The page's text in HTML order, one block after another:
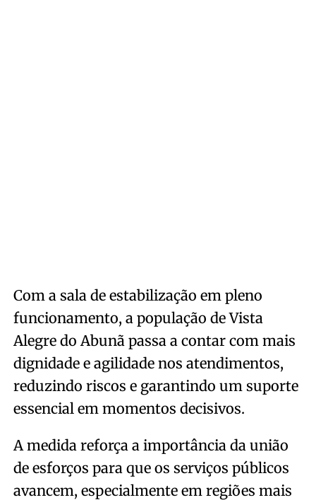
Com a sala de estabilização em pleno
funcionamento, a população de Vista
Alegre do Abunã passa a contar com mais
dignidade e agilidade nos atendimentos,
reduzindo riscos e garantindo um suporte
essencial em momentos decisivos.
A medida reforça a importância da união
de esforços para que os serviços públicos
avancem, especialmente em regiões mais